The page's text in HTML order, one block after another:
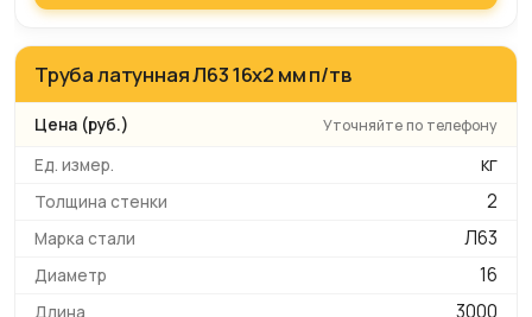
Труба латунная Л63 16х2 мм п/тв
Уточняйте по телефону
кг
2
Л63
16
3000